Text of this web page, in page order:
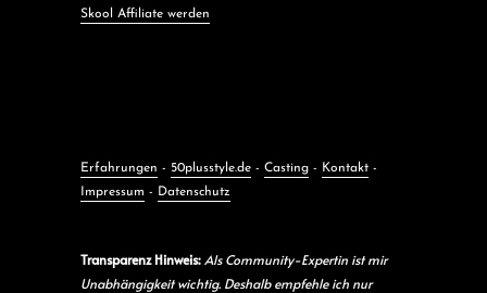
Skool Affiliate werden
Erfahrungen - 50plusstyle.de - Casting - Kontakt -
Impressum - Datenschutz
Transparenz Hinweis:Als Community-Expertin ist mir
Unabhängigkeit wichtig. Deshalb empfehle ich nur